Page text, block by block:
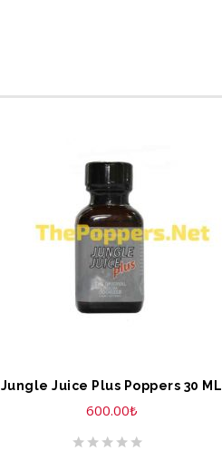
SEPETE EKLE
Jungle Juice Plus Poppers 30 ML
600.00₺